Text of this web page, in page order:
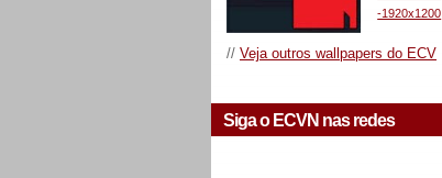
-1920x1200
// Veja outros wallpapers do ECV
Siga o ECVN nas redes